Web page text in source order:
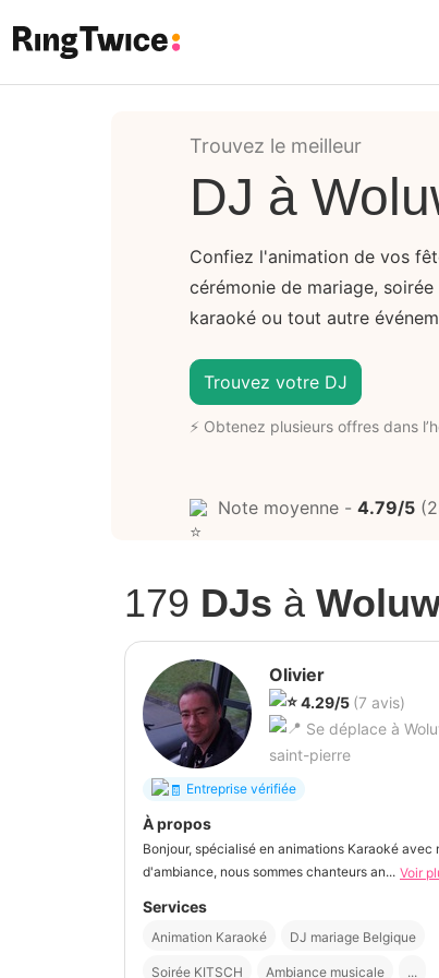
Trouvez le meilleur
DJ à
Confiez l'animation de vos
cérémonie de mariage,
karaoké ou tout autre
Trouvez votre DJ
⚡ Obtenez plusieurs offres dans
Note moyenne - 4.79/5
179 DJs à
Olivier
4.29/5 (7 avis)
Se déplace à
saint-pierre
Entreprise vérifiée
À propos
Bonjour, spécialisé en animations Karaoké avec
d'ambiance, nous sommes chanteurs an... Voir
Services
Animation Karaoké DJ mariage Belgique
Soirée KITSCH Ambiance musicale ...